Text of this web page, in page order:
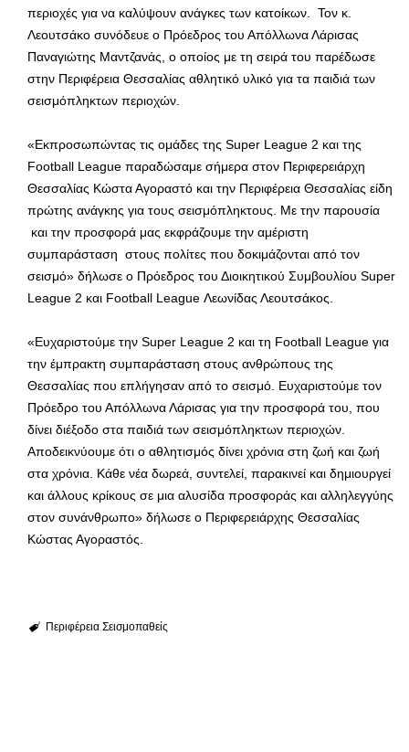
περιοχές για να καλύψουν ανάγκες των κατοίκων. Τον κ.
Λεουτσάκο συνόδευε ο Πρόεδρος του Απόλλωνα Λάρισας
Παναγιώτης Μαντζανάς, ο οποίος με τη σειρά του παρέδωσε
στην Περιφέρεια Θεσσαλίας αθλητικό υλικό για τα παιδιά των
σεισμόπληκτων περιοχών.
«Εκπροσωπώντας τις ομάδες της Super League 2 και της
Football League παραδώσαμε σήμερα στον Περιφερειάρχη
Θεσσαλίας Κώστα Αγοραστό και την Περιφέρεια Θεσσαλίας είδη
πρώτης ανάγκης για τους σεισμόπληκτους. Με την παρουσία
και την προσφορά μας εκφράζουμε την αμέριστη
συμπαράσταση στους πολίτες που δοκιμάζονται από τον
σεισμό» δήλωσε ο Πρόεδρος του Διοικητικού Συμβουλίου Super
League 2 και Football League Λεωνίδας Λεουτσάκος.
«Ευχαριστούμε την Super League 2 και τη Football League για
την έμπρακτη συμπαράσταση στους ανθρώπους της
Θεσσαλίας που επλήγησαν από το σεισμό. Ευχαριστούμε τον
Πρόεδρο του Απόλλωνα Λάρισας για την προσφορά του, που
δίνει διέξοδο στα παιδιά των σεισμόπληκτων περιοχών.
Αποδεικνύουμε ότι ο αθλητισμός δίνει χρόνια στη ζωή και ζωή
στα χρόνια. Κάθε νέα δωρεά, συντελεί, παρακινεί και δημιουργεί
και άλλους κρίκους σε μια αλυσίδα προσφοράς και αλληλεγγύης
στον συνάνθρωπο» δήλωσε ο Περιφερειάρχης Θεσσαλίας
Κώστας Αγοραστός.
Περιφέρεια Σεισμοπαθείς